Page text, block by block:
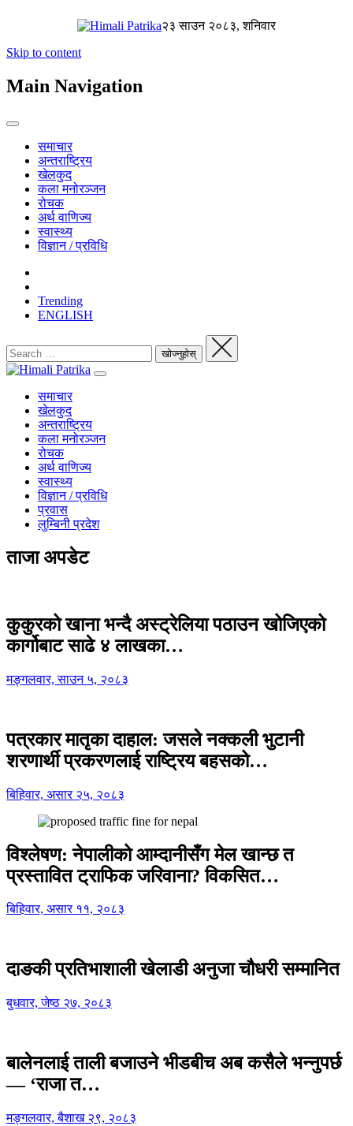
२३ साउन २०८३, शनिवार
Skip to content
Main Navigation
समाचार
अन्तराष्ट्रिय
खेलकुद
कला मनोरञ्जन
रोचक
अर्थ वाणिज्य
स्वास्थ्य
विज्ञान / प्रविधि
Trending
ENGLISH
समाचार
खेलकुद
अन्तराष्ट्रिय
कला मनोरञ्जन
रोचक
अर्थ वाणिज्य
स्वास्थ्य
विज्ञान / प्रविधि
प्रवास
लुम्बिनी प्रदेश
ताजा अपडेट
कुकुरको खाना भन्दै अस्ट्रेलिया पठाउन खोजिएको
कार्गोबाट साढे ४ लाखका…
मङ्गलवार, साउन ५, २०८३
पत्रकार मातृका दाहाल: जसले नक्कली भुटानी
शरणार्थी प्रकरणलाई राष्ट्रिय बहसको…
बिहिवार, असार २५, २०८३
विश्लेषण: नेपालीको आम्दानीसँग मेल खान्छ त
प्रस्तावित ट्राफिक जरिवाना? विकसित…
बिहिवार, असार ११, २०८३
दाङकी प्रतिभाशाली खेलाडी अनुजा चौधरी सम्मानित
बुधवार, जेष्ठ २७, २०८३
बालेनलाई ताली बजाउने भीडबीच अब कसैले भन्नुपर्छ
— ‘राजा त…
मङ्गलवार, बैशाख २९, २०८३